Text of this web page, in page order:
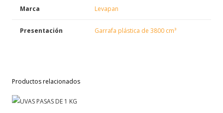
Marca
Levapan
Presentación Garrafa plástica de 3800 cm³
Productos relacionados